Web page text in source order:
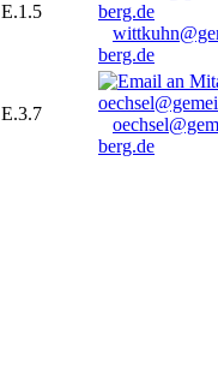
E.1.5
berg.de
E.3.7
berg.de